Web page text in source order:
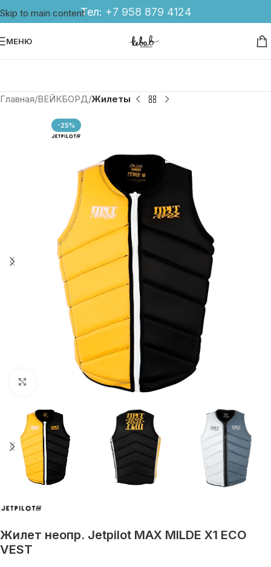
Skip to main contentТел: +7 958 879 4124
МЕНЮ
Главная ВЕЙКБОРД Жилеты
-25%
Жилет неопр. Jetpilot MAX MILDE X1 ECO
VEST